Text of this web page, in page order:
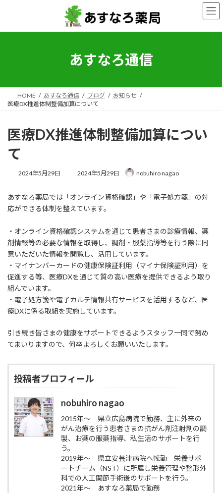
ン
ー
あすなろ通信
HOME あすなろ通信 ブログ
お知らせ
医療DX推進体制整備加算について
医療DX推進体制整備加算につい
て
2024年5月29日
最
新
日
2024年5月29日 nobuhiro nagao
あすなろ薬局では「オンライン資格確認」や「電子処方箋」の対
応ができる体制を整えています。
・オンライン資格確認システムを通じて患者さまの診療情報、薬
剤情報等の必要な情報を取得し、調剤・服薬指導等を行う際に同
意いただいた情報を閲覧し、活用しています。
・マイナンバーカードの健康保険証利用（マイナ保険証利用）を
促進する等、医療DXを通じて質の高い医療を提供できるよう取り
組んでいます。
・電子処方箋や電子カルテ情報共有サービスを活用するなど、医
療DXに係る取組を実施しています。
引き続き皆さまの健康をサポートできるようスタッフ一同で努め
てまいりますので、何卒よろしくお願いいたします。
投稿者プロフィール
nobuhiro nagao
2015年～ 県立広島病院で勤務、主に外来の
がん治療を行う患者さまの抗がん剤注射剤の調
製、お薬の服薬指導、私生活のサポートを行
う。
2019年～ 県立安芸津病院へ転勤 栄養サポ
ートチーム（NST）に所属し栄養管理や整形外
科での人工関節手術後のサポートを行う。
2021年～ あすなろ薬局で勤務